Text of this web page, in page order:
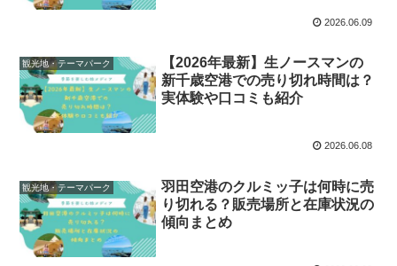
2026.06.09
観光地・テーマパーク
【2026年最新】生ノースマンの
新千歳空港での売り切れ時間は？
実体験や口コミも紹介
2026.06.08
観光地・テーマパーク
羽田空港のクルミッ子は何時に売
り切れる？販売場所と在庫状況の
傾向まとめ